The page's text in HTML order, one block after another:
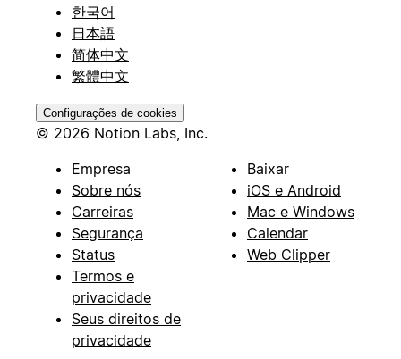
한국어
日本語
简体中文
繁體中文
Configurações de cookies
© 2026 Notion Labs, Inc.
Empresa
Sobre nós
Carreiras
Segurança
Status
Termos e
privacidade
Seus direitos de
privacidade
Baixar
iOS e Android
Mac e Windows
Calendar
Web Clipper